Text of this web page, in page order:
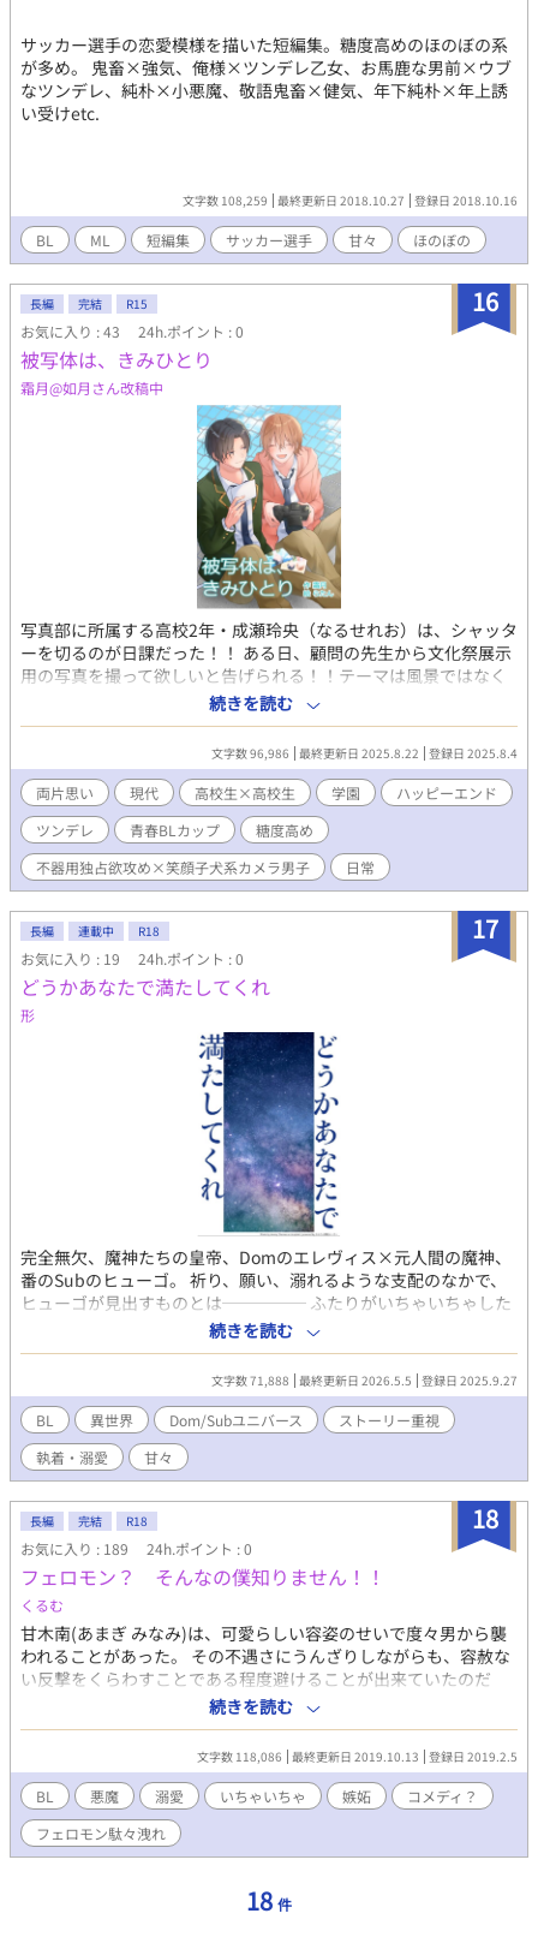
サッカー選手の恋愛模様を描いた短編集。糖度高めのほのぼの系
が多め。 鬼畜×強気、俺様×ツンデレ乙女、お馬鹿な男前×ウブ
なツンデレ、純朴×小悪魔、敬語鬼畜×健気、年下純朴×年上誘
い受けetc.
文字数 108,259 最終更新日 2018.10.27 登録日 2018.10.16
BL ML 短編集 サッカー選手 甘々 ほのぼの
16
長編 完結 R15
お気に入り : 43 24h.ポイント : 0
被写体は、きみひとり
霜月@如月さん改稿中
写真部に所属する高校2年・成瀬玲央（なるせれお）は、シャッタ
ーを切るのが日課だった！！ ある日、顧問の先生から文化祭展示
用の写真を撮って欲しいと告げられる！！テーマは風景ではなく
『人物』『心の動き』の切り取りで？！ 玲央は『笑わないイケメ
ン』篠原翠（しのはらすい）にモデルを頼む！！しかし、モデル
は『気が向いたらね』と断られてしまい？！ でも玲央は思いつ
く！！『写真を撮れば仲良くなれる』？！（※無許可） 気づけ
ば、カメラ片手に篠原の『観察記録』を始めていてーー？！（※
ただのストーカーです） そして、昼休みだけのモデル契約。 ファ
インダー越しに近づくふたりの距離。『もっと知りたい』って気
持ちは、シャッターを切るたびに加速する！！ 彼のレンズが捉え
るのは、いつだって『翠』だけーー。 夏の終わり、ふたりの距離
ぐな視線。ふと触れた指先。 玲央の写真が注目を集めるーーはず
だった。 だけど、大切にしていた『想い』が踏みにじられたと
き、玲央はもう、写真を撮れなくなって……。 止まったシャッタ
ー。俯いたままの玲央。 そんな彼の光を、もう一度取り戻せるの
は、 きっと、たったひとりーー。 ※えっちな雰囲気のエピには#
がついています。 ※直接的性描写はありません。寸止めまでで
す。 まぁ、色々書きましたが、眉わんこ事件、バスケ、シャワー
シーン、修学旅行、夏休み、文化祭など、エロ×コメディの日常
系青春BLです！ 一途攻め、無自覚受け、誘い受け、じれじれ、き
ゅん、ギャップ、エモBL、部活、イベント、甘々、愛重め、溺愛
続きを読む
文字数 96,986 最終更新日 2025.8.22 登録日 2025.8.4
両片思い 現代 高校生×高校生 学園
ハッピーエンド
ツンデレ
青春BLカップ​
糖度高め
不器用独占欲攻め×笑顔子犬系カメラ男子
日常
17
長編 連載中 R18
お気に入り : 19 24h.ポイント : 0
どうかあなたで満たしてくれ
形
完全無欠、魔神たちの皇帝、Domのエレヴィス×元人間の魔神、
番のSubのヒューゴ。 祈り、願い、溺れるような支配のなかで、
ヒューゴが見出すものとは───── ふたりがいちゃいちゃした
り悶々としたりすれ違ったりする、糖度高めで時折シリアスな雰
囲気ファンタジーです。 ◇◇◇ ＊以前同様のタイトルで公開して
いたものを新しく編集したものです。以前のものを読んでくださ
っていた方はありがとうございます。 ＊メインのふたり以外にも
結構出張ります。 ＊Dom/Subユニバースの設定をお借りしていま
す。 ＊何でも許せる方向け。受けにメロついているスパダリ攻め
と、元気なように見えてメンタルが弱い美人受けの話です。あま
りにメロついてるがゆえに致すまでが長い。 ＊えっちなことをし
ている回には※をつけています。 ＊不定期に更新しています。 ＊
いいね、しおり、お気に入り、感想等励みになっております。あ
りがとうございます。
続きを読む
文字数 71,888 最終更新日 2026.5.5 登録日 2025.9.27
BL 異世界 Dom/Subユニバース
ストーリー重視
執着・溺愛
甘々
18
長編 完結 R18
お気に入り : 189 24h.ポイント : 0
フェロモン？ そんなの僕知りません！！
くるむ
甘木南(あまぎ みなみ)は、可愛らしい容姿のせいで度々男から襲
われることがあった。 その不遇さにうんざりしながらも、容赦な
い反撃をくらわすことである程度避けることが出来ていたのだ
が……。 学校帰りに暗い公園に連れこまれ、あわやというところ
でやたらと綺麗な男に助けられることに。感謝して礼を言う南に
男は謝礼をよこせと言い、無理やり南の唇を奪ってしまった。 そ
して男は、南の傍に何度も出没するようになる。 男の正体は、ロ
ベールです。(『きみと運命の糸で繋がっている』に出ていた悪魔
です) 藤に失恋？してだいぶ時間を経た後、南との本気の恋に陥り
ます。 多分、糖度高めかも。
続きを読む
文字数 118,086 最終更新日 2019.10.13 登録日 2019.2.5
BL 悪魔 溺愛 いちゃいちゃ 嫉妬
コメディ？
フェロモン駄々洩れ
18 件